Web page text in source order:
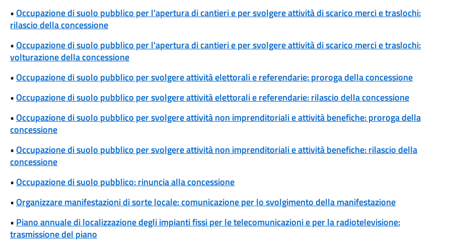
•Occupazione di suolo pubblico per l'apertura di cantieri e per svolgere attività di scarico merci e traslochi:
rilascio della concessione
•Occupazione di suolo pubblico per l'apertura di cantieri e per svolgere attività di scarico merci e traslochi:
volturazione della concessione
•Occupazione di suolo pubblico per svolgere attività elettorali e referendarie: proroga della concessione
•Occupazione di suolo pubblico per svolgere attività elettorali e referendarie: rilascio della concessione
•Occupazione di suolo pubblico per svolgere attività non imprenditoriali e attività benefiche: proroga della
concessione
•Occupazione di suolo pubblico per svolgere attività non imprenditoriali e attività benefiche: rilascio della
concessione
•Occupazione di suolo pubblico: rinuncia alla concessione
•Organizzare manifestazioni di sorte locale: comunicazione per lo svolgimento della manifestazione
• Piano annuale di localizzazione degli impianti fissi per le telecomunicazioni e per la radiotelevisione:
trasmissione del piano